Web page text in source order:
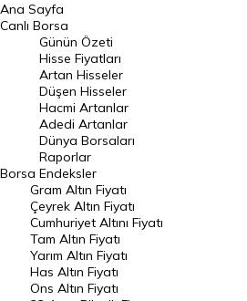
BIST 100 Hisseleri
En Çok Artan Hisseler
En Çok Düşen Hisseler
Hacmi Artanlar
Geçmiş Kapanışlar
Dünya Borsaları
Raporlar
Endeksler
DÖVİZ
Döviz Kuru
Ana Sayfa
Canlı Borsa
Borsa
Günün Özeti
Hisse Fiyatları
Artan Hisseler
Düşen Hisseler
Hacmi Artanlar
Adedi Artanlar
Dünya Borsaları
Raporlar
Endeksler
Gram Altın Fiyatı
Çeyrek Altın Fiyatı
Cumhuriyet Altını Fiyatı
Tam Altın Fiyatı
Yarım Altın Fiyatı
Has Altın Fiyatı
Ons Altın Fiyatı